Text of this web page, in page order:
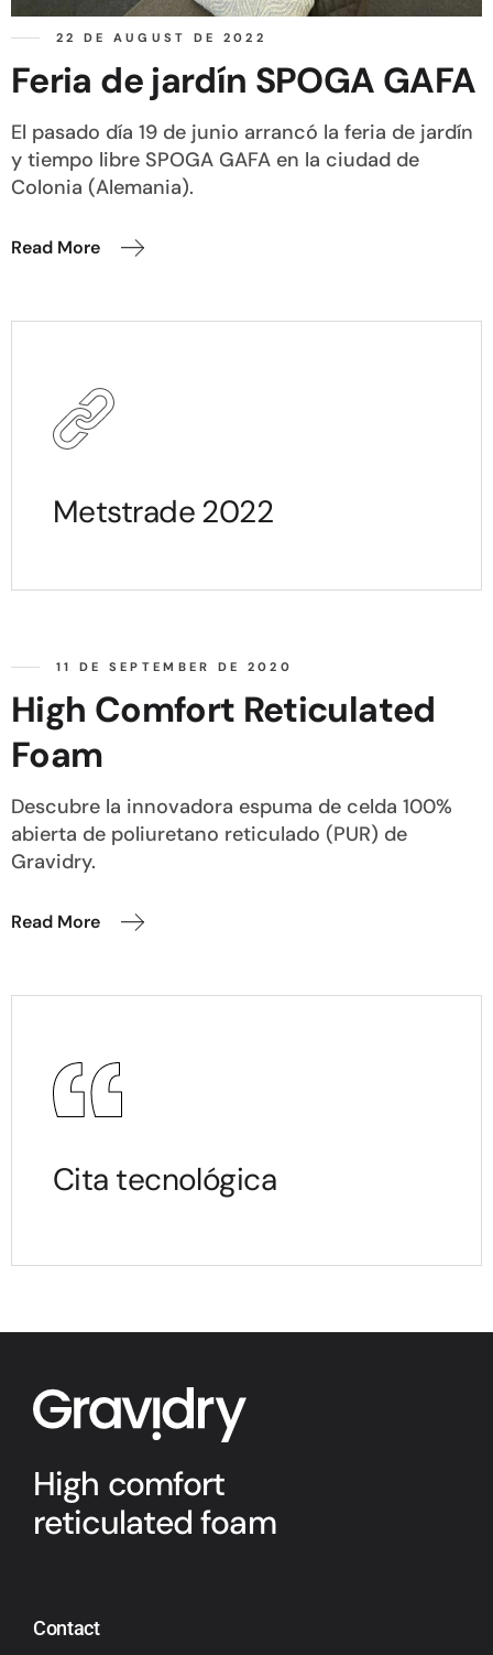
22 DE AUGUST DE 2022
Feria de jardín SPOGA GAFA
El pasado día 19 de junio arrancó la feria de jardín
y tiempo libre SPOGA GAFA en la ciudad de
Colonia (Alemania).
Read More
Metstrade 2022
11 DE SEPTEMBER DE 2020
High Comfort Reticulated
Foam
Descubre la innovadora espuma de celda 100%
abierta de poliuretano reticulado (PUR) de
Gravidry.
Read More
Cita tecnológica
High comfort
reticulated foam
Contact